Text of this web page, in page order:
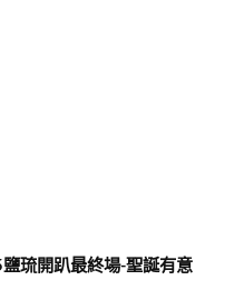
琉開趴最終場-聖誕有意